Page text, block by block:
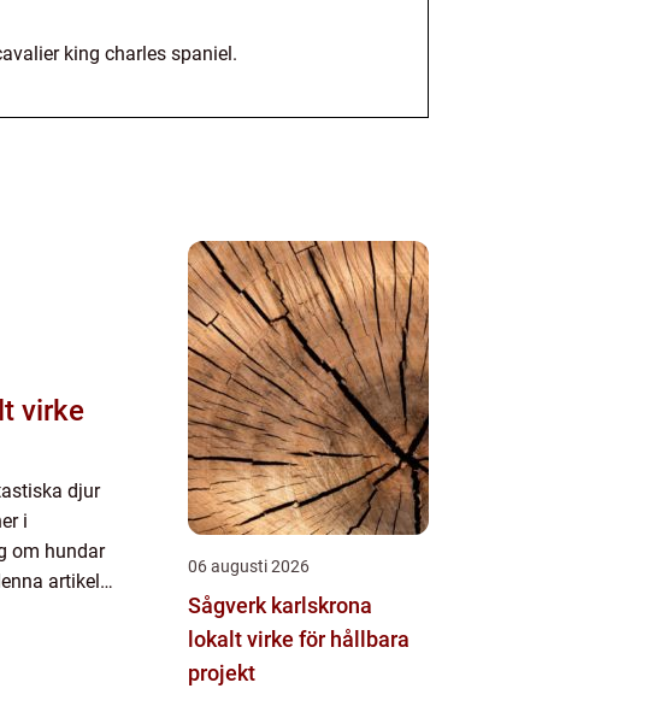
king charles spaniel.
djur
i
om hundar
artikel
06 augusti 2026
Sågverk karlskrona
lokalt virke för hållbara
projekt